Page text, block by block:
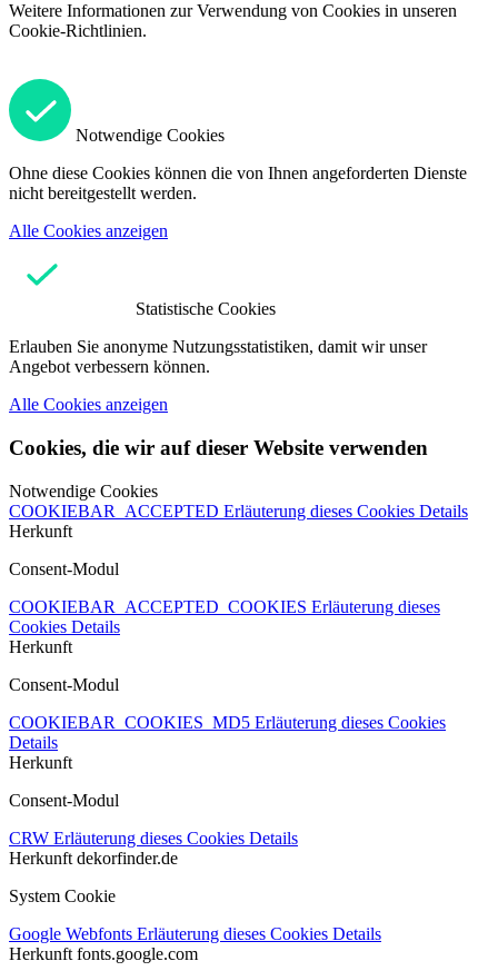
Weitere Informationen zur Verwendung von Cookies in unseren
Cookie-Richtlinien.
Notwendige Cookies
Ohne diese Cookies können die von Ihnen angeforderten Dienste
nicht bereitgestellt werden.
Alle Cookies anzeigen
Statistische Cookies
Erlauben Sie anonyme Nutzungsstatistiken, damit wir unser
Angebot verbessern können.
Alle Cookies anzeigen
Cookies, die wir auf dieser Website verwenden
Notwendige Cookies
COOKIEBAR_ACCEPTED Erläuterung dieses Cookies Details
Herkunft
Consent-Modul
COOKIEBAR_ACCEPTED_COOKIES Erläuterung dieses
Cookies Details
Herkunft
Consent-Modul
COOKIEBAR_COOKIES_MD5 Erläuterung dieses Cookies
Details
Herkunft
Consent-Modul
CRW Erläuterung dieses Cookies Details
Herkunft dekorfinder.de
System Cookie
Google Webfonts Erläuterung dieses Cookies Details
Herkunft fonts.google.com